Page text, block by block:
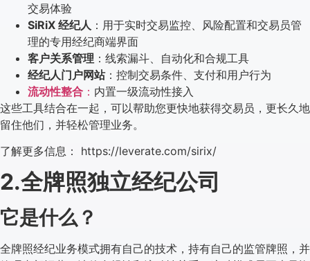
交易体验
SiRiX 经纪人 ：用于实时交易监控、风险配置和交易员管
理的专用经纪商端界面
客户关系管理 ：线索漏斗、自动化和合规工具
经纪人门户网站：控制交易条件、支付和用户行为
流动性整合 ： 内置一级流动性接入
这些工具结合在一起，可以帮助您更快地获得交易员，更长久地
留住他们，并轻松管理业务。
了解更多信息： https://leverate.com/sirix/
2.全牌照独立经纪公司
它是什么？
全牌照经纪业务模式拥有自己的技术，持有自己的监管牌照，并